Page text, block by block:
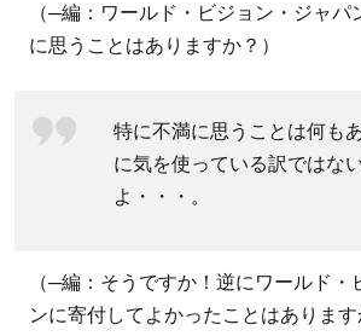
2.3.1
は期待
以上！
2.4
チャ
イル
（─編：ワールド・ビジョン・ジャパ
に思うことはありますか？）
特に不満に思うことは何も
に気を使っている訳ではな
よ・・・。
（─編：そうですか！逆にワールド・
ンに寄付してよかったことはあります